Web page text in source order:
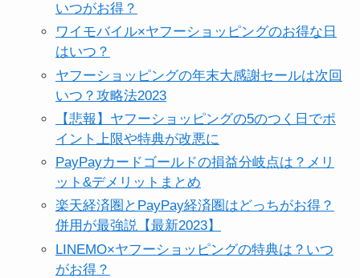
いつがお得？
ワイモバイル×ヤフーショッピングのお得な日
はいつ？
ヤフーショッピングの年末大感謝セールは次回
いつ？攻略法2023
【悲報】ヤフーショッピングの5のつく日でポ
イント上限や特典が改悪に
PayPayカードゴールドの損益分岐点は？メリ
ット&デメリットまとめ
楽天経済圏とPayPay経済圏はどっちがお得？
併用が最強説【最新2023】
LINEMO×ヤフーショッピングの特典は？いつ
がお得？